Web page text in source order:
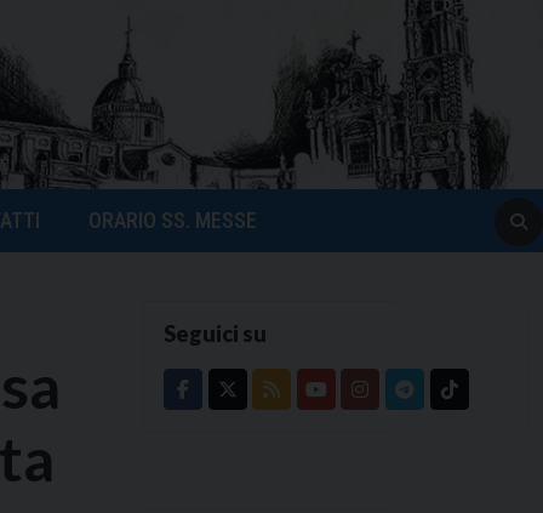
ORARIO SS. MESSE
Seguici su